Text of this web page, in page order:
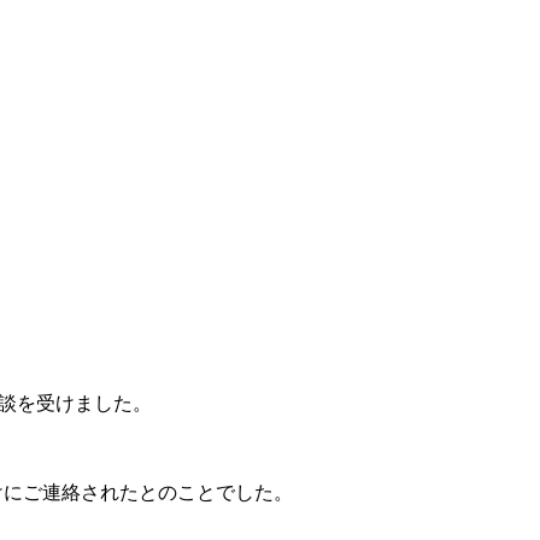
を受けました。
ご連絡されたとのことでした。